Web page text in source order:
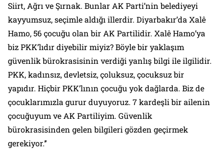
Siirt, Ağrı ve Şırnak. Bunlar AK Parti’nin belediyeyi
kayyumsuz, seçimle aldığı illerdir. Diyarbakır’da Xalê
Hamo, 56 çocuğu olan bir AK Partilidir. Xalê Hamo’ya
biz PKK’lıdır diyebilir miyiz? Böyle bir yaklaşım
güvenlik bürokrasisinin verdiği yanlış bilgi ile ilgilidir.
PKK, kadınsız, devletsiz, çoluksuz, çocuksuz bir
yapıdır. Hiçbir PKK’lının çocuğu yok dağlarda. Biz de
çocuklarımızla gurur duyuyoruz. 7 kardeşli bir ailenin
çocuğuyum ve AK Partiliyim. Güvenlik
bürokrasisinden gelen bilgileri gözden geçirmek
gerekiyor.’’